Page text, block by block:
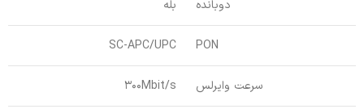
دوبانده بله
PON
SC-APC/UPC
سرعت وایرلس 300Mbit/s